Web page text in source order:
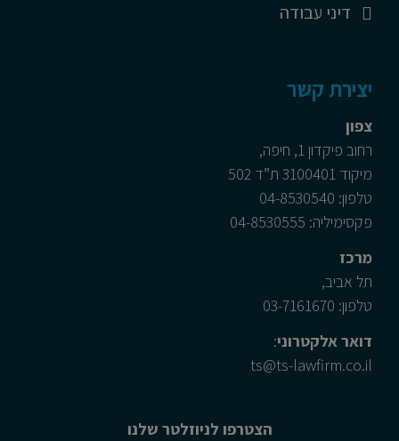
דיני עבודה
יצירת קשר
צפון
רחוב פיקדון 1, חיפה,
מיקוד 3100401 ת”ד 502
טלפון: 04-8530540
פקסימיליה: 04-8530555
מרכז
תל אביב,
טלפון: 03-7161670
דואר אלקטרוני:
ts@ts-lawfirm.co.il
הצטרפו לניוזלטר שלנו